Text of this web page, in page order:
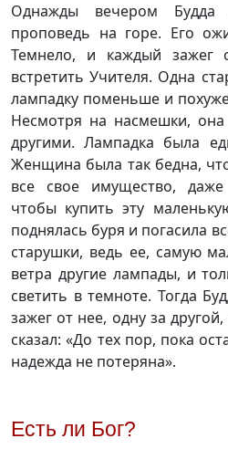
Однажды вечером
проповедь на горе. Его
Темнело, и каждый зажег
встретить Учителя. Одна
лампадку поменьше и
Несмотря на насмешки,
другими. Лампадка была
Женщина была так бедна,
все свое имущество,
чтобы купить эту
поднялась буря и погасила
старушки, ведь ее, самую
ветра другие лампады, и
светить в темноте. Тогда
зажег от нее, одну за
сказал: «До тех пор, пока
надежда не потеряна».
Есть ли Бог?